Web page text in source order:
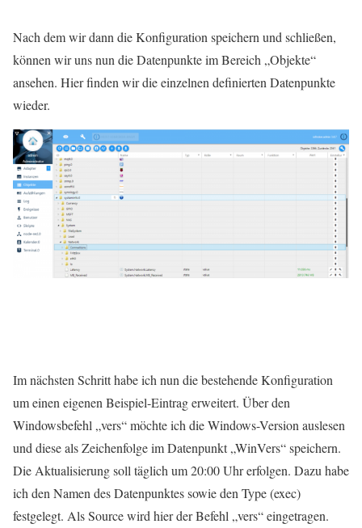
Nach dem wir dann die Konfiguration speichern und schließen,
können wir uns nun die Datenpunkte im Bereich „Objekte“
ansehen. Hier finden wir die einzelnen definierten Datenpunkte
wieder.
Im nächsten Schritt habe ich nun die bestehende Konfiguration
um einen eigenen Beispiel-Eintrag erweitert. Über den
Windowsbefehl „vers“ möchte ich die Windows-Version auslesen
und diese als Zeichenfolge im Datenpunkt „WinVers“ speichern.
Die Aktualisierung soll täglich um 20:00 Uhr erfolgen. Dazu habe
ich den Namen des Datenpunktes sowie den Type (exec)
festgelegt. Als Source wird hier der Befehl „vers“ eingetragen.